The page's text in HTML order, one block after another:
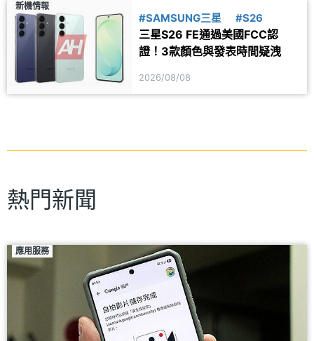
新機情報
#SAMSUNG三星 #S26
三星S26 FE通過美國FCC認
證！3款顏色與發表時間疑洩
2026/08/08
熱門新聞
應用服務